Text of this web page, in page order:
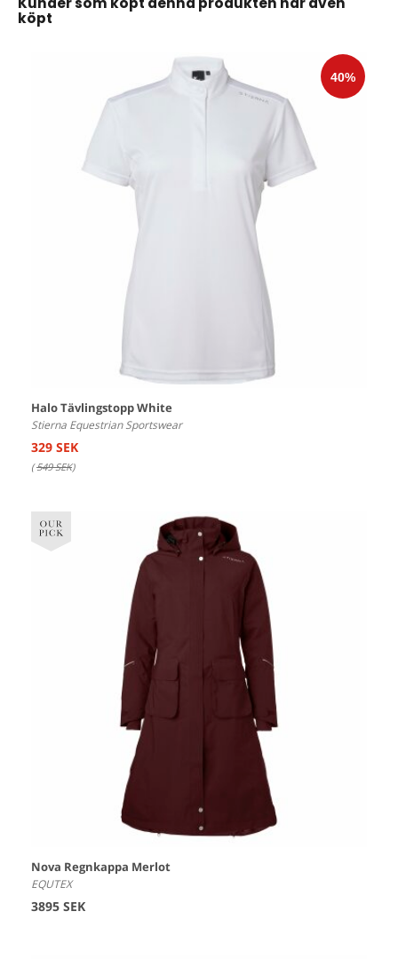
köpt
Halo Tävlingstopp White
Stierna Equestrian Sportswear
329 SEK
(549 SEK)
Nova Regnkappa Merlot
EQUTEX
3895 SEK